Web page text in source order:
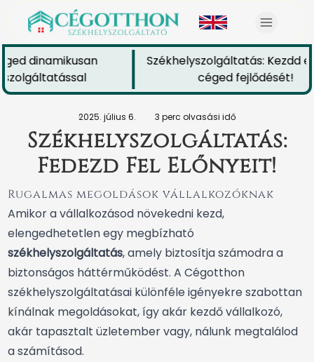
dinamikusan
Székhelyszolgáltatás: Kezdd el
céged fejlődését!
2025. július 6. 3 perc olvasási idő
Székhelyszolgáltatás:
Fedezd Fel Előnyeit!
Rugalmas megoldások vállalkozóknak
Amikor a vállalkozásod növekedni kezd,
elengedhetetlen egy megbízható
székhelyszolgáltatás, amely biztosítja számodra a
biztonságos háttérműködést. A Cégotthon
székhelyszolgáltatásai különféle igényekre szabottan
kínálnak megoldásokat, így akár kezdő vállalkozó,
akár tapasztalt üzletember vagy, nálunk megtalálod
a számításod.